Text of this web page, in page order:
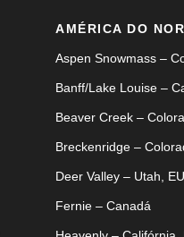
AMÉRICA DO
Aspen Snowmass –
Banff/Lake Louise –
Beaver Creek –
Breckenridge –
Deer Valley – Utah,
Fernie – Canadá